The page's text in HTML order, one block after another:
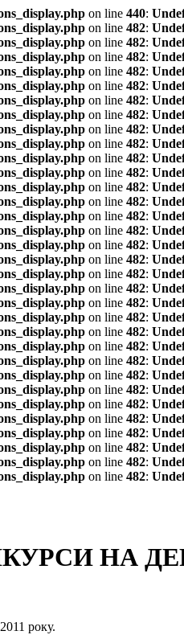
on line 440:
on line 482:
on line 482:
on line 482:
on line 482:
on line 482:
on line 482:
on line 482:
on line 482:
on line 482:
on line 482:
on line 482:
on line 482:
on line 482:
on line 482:
on line 482:
on line 482:
on line 482:
on line 482:
on line 482:
on line 482:
on line 482:
on line 482:
on line 482:
on line 482:
on line 482:
on line 482:
on line 482:
on line 482:
on line 482:
on line 482:
on line 482:
on line 482:
НА
року.